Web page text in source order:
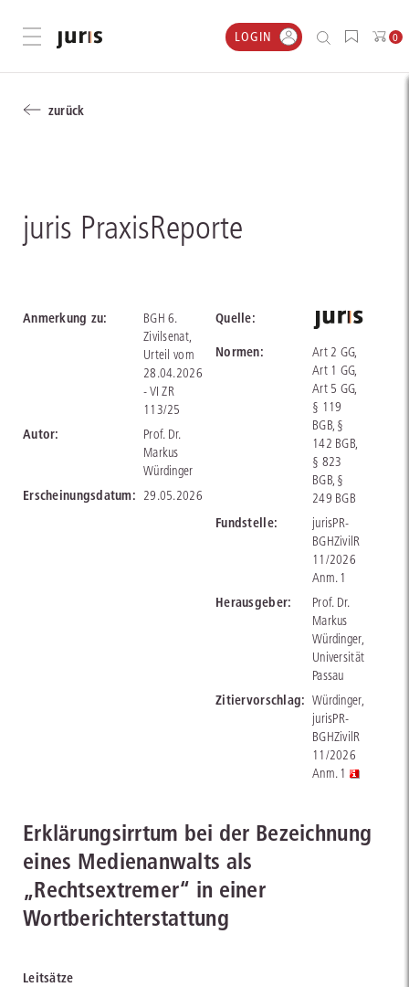
Menü öffnen LOGIN 0
zurück
juris PraxisReporte
Anmerkung zu:
BGH 6.
Zivilsenat,
Urteil vom
28.04.2026
- VI ZR
113/25
Autor:
Prof. Dr.
Markus
Würdinger
Erscheinungsdatum: 29.05.2026
Quelle:
Normen:
Art 2 GG,
Art 1 GG,
Art 5 GG,
§ 119
BGB, §
142 BGB,
§ 823
BGB, §
249 BGB
Fundstelle:
jurisPR-
BGHZivilR
11/2026
Anm. 1
Herausgeber:
Prof. Dr.
Markus
Würdinger,
Universität
Passau
Zitiervorschlag: Würdinger,
jurisPR-
BGHZivilR
11/2026
Anm. 1
Erklärungsirrtum bei der Bezeichnung
eines Medienanwalts als
„Rechtsextremer“ in einer
Wortberichterstattung
Leitsätze